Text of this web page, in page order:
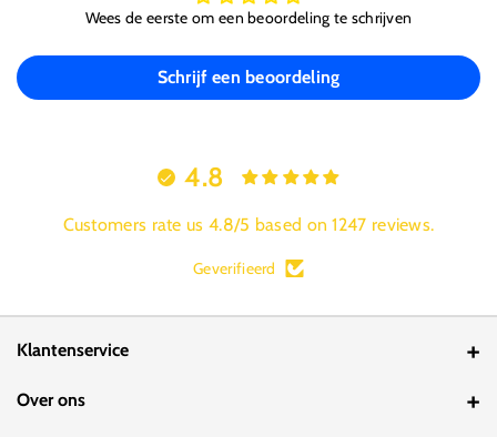
Wees de eerste om een beoordeling te schrijven
Schrijf een beoordeling
4.8
Customers rate us 4.8/5 based on 1247 reviews.
Geverifieerd
Klantenservice
Contact
Over ons